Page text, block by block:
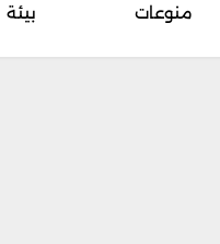
منوعات بيئة